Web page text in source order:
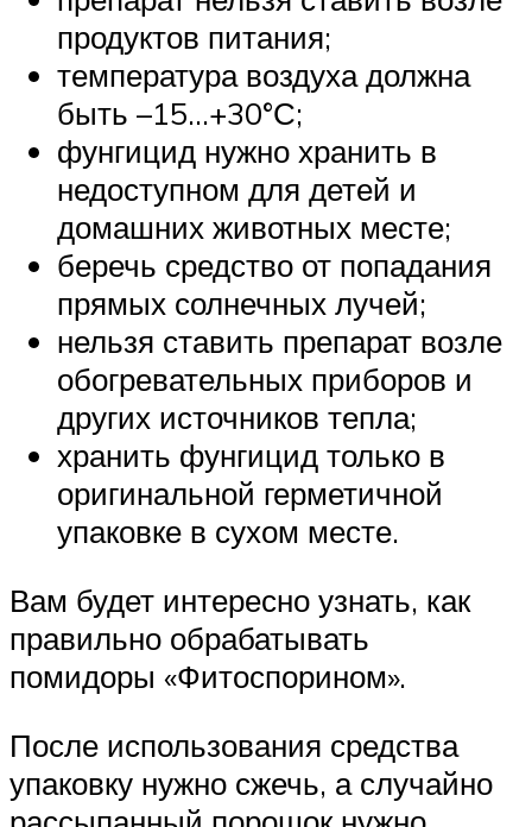
продуктов питания;
температура воздуха должна
быть –15…+30°С;
фунгицид нужно хранить в
недоступном для детей и
домашних животных месте;
беречь средство от попадания
прямых солнечных лучей;
нельзя ставить препарат возле
обогревательных приборов и
других источников тепла;
хранить фунгицид только в
оригинальной герметичной
упаковке в сухом месте.
Вам будет интересно узнать, как
правильно обрабатывать
помидоры «Фитоспорином».
После использования средства
упаковку нужно сжечь, а случайно